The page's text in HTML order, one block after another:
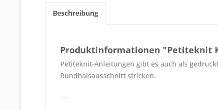
Beschreibung
Produktinformationen "Petiteknit
Petiteknit-Anleitungen gibt es auch als
Rundhalsausschnitt stricken.
----